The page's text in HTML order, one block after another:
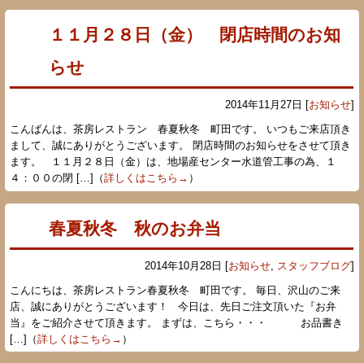
１１月２８日（金） 閉店時間のお知
らせ
2014年11月27日 [お知らせ]
こんばんは、茶房レストラン 春夏秋冬 町田です。 いつもご来店頂き
まして、誠にありがとうございます。 閉店時間のお知らせをさせて頂き
ます。 １１月２８日（金）は、地場産センター水道管工事の為、１
４：００の閉 […]（詳しくはこちら→ ）
春夏秋冬 秋のお弁当
2014年10月28日 [お知らせ スタッフブログ]
こんにちは、茶房レストラン春夏秋冬 町田です。 毎日、沢山のご来
店、誠にありがとうございます！ 今日は、先日ご注文頂いた『お弁
当』をご紹介させて頂きます。 まずは、こちら・・・ お品書き
[…]（詳しくはこちら→ ）